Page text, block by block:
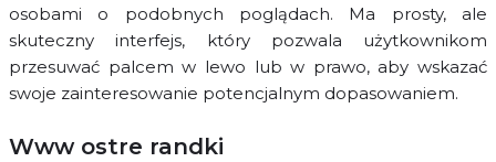
osobami o podobnych poglądach. Ma prosty, ale
skuteczny interfejs, który pozwala użytkownikom
przesuwać palcem w lewo lub w prawo, aby wskazać
swoje zainteresowanie potencjalnym dopasowaniem.
Www ostre randki